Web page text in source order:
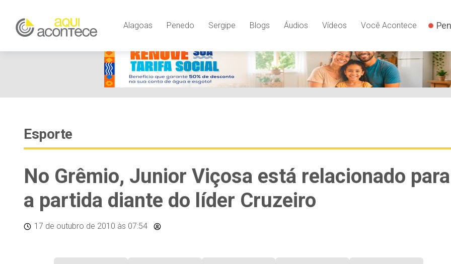
Alagoas Penedo Sergipe Blogs Áudios Vídeos Você Acontece
Esporte
No Grêmio, Junior Viçosa está relacionado para
a partida diante do líder Cruzeiro
17 de outubro de 2010 às 07:54